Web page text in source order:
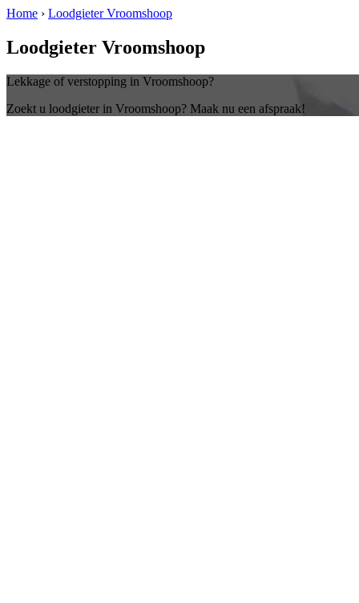
Home › Loodgieter Vroomshoop
Loodgieter Vroomshoop
Lekkage of verstopping in Vroomshoop?
Zoekt u loodgieter in Vroomshoop? Maak nu een afspraak!